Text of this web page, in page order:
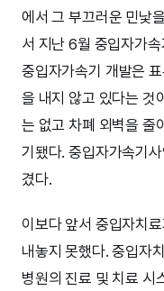
에서 그 부끄러운 민낯
서 지난 6월 중입자가
중입자가속기 개발은
을 내지 않고 있다는 것
는 없고 차폐 외벽을 줄
기됐다. 중입자가속기
겼다.
이보다 앞서 중입자치
내놓지 못했다. 중입자
병원의 진료 및 치료 시